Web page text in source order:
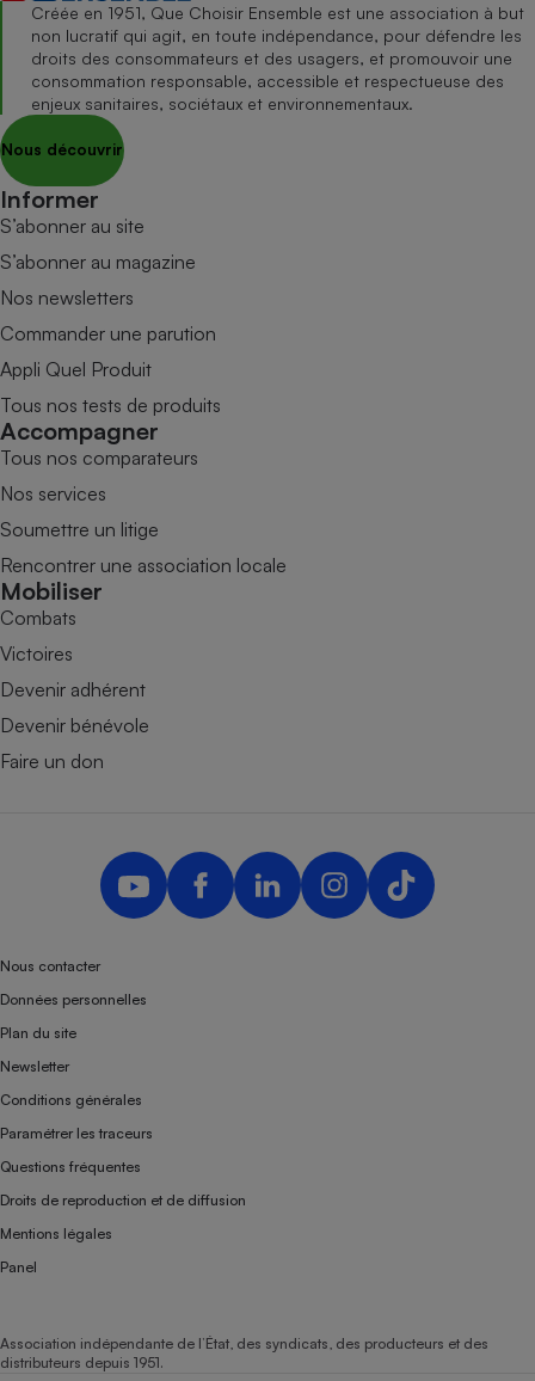
Créée en 1951, Que Choisir Ensemble est une association à but
non lucratif qui agit, en toute indépendance, pour défendre les
droits des consommateurs et des usagers, et promouvoir une
consommation responsable, accessible et respectueuse des
enjeux sanitaires, sociétaux et environnementaux.
Nous découvrir
Informer
S’abonner au site
S’abonner au magazine
Nos newsletters
Commander une parution
Appli Quel Produit
Tous nos tests de produits
Accompagner
Tous nos comparateurs
Nos services
Soumettre un litige
Rencontrer une association locale
Mobiliser
Combats
Victoires
Devenir adhérent
Devenir bénévole
Faire un don
Nous contacter
Données personnelles
Plan du site
Newsletter
Conditions générales
Paramétrer les traceurs
Questions fréquentes
Droits de reproduction et de diffusion
Mentions légales
Panel
Association indépendante de l’État, des syndicats, des producteurs et des
distributeurs depuis 1951.